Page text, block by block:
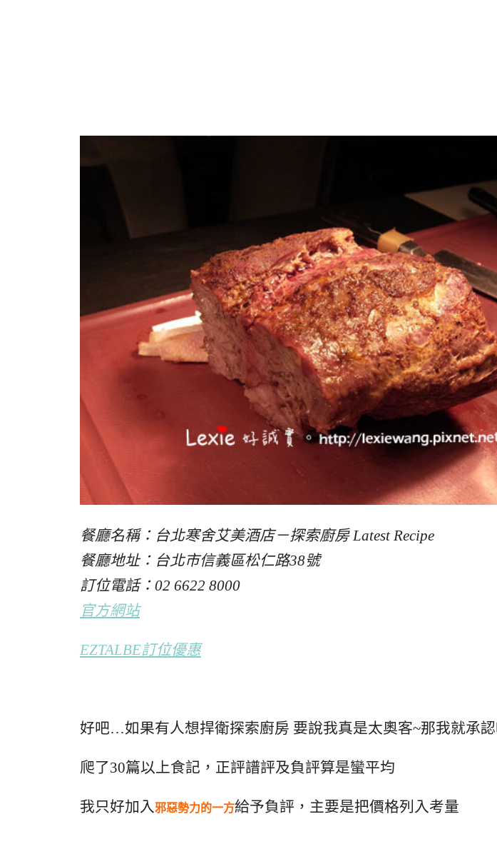
餐廳名稱：台北寒舍艾美酒店－探索廚房 Latest Recipe
餐廳地址：台北市信義區松仁路38號
訂位電話：02 6622 8000
官方網站
EZTALBE訂位優惠
好吧…如果有人想捍衛探索廚房 要說我真是太奧客~那我就承
爬了30篇以上食記，正評譜評及負評算是蠻平均
我只好加入邪惡勢力的一方給予負評，主要是把價格列入考量